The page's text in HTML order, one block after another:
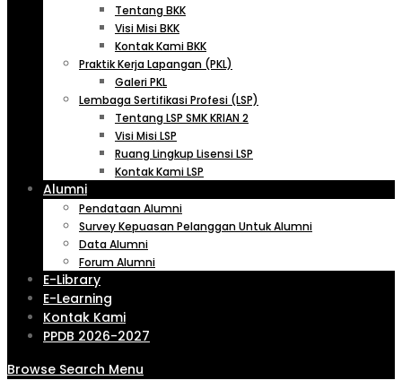
Tentang BKK
Visi Misi BKK
Kontak Kami BKK
Praktik Kerja Lapangan (PKL)
Galeri PKL
Lembaga Sertifikasi Profesi (LSP)
Tentang LSP SMK KRIAN 2
Visi Misi LSP
Ruang Lingkup Lisensi LSP
Kontak Kami LSP
Alumni
Pendataan Alumni
Survey Kepuasan Pelanggan Untuk Alumni
Data Alumni
Forum Alumni
E-Library
E-Learning
Kontak Kami
PPDB 2026-2027
Browse Search Menu